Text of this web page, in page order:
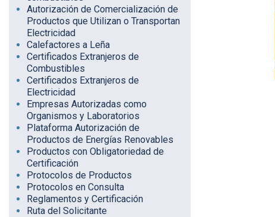
Autorización de Comercialización de
Productos que Utilizan o Transportan
Electricidad
Calefactores a Leña
Certificados Extranjeros de
Combustibles
Certificados Extranjeros de
Electricidad
Empresas Autorizadas como
Organismos y Laboratorios
Plataforma Autorización de
Productos de Energías Renovables
Productos con Obligatoriedad de
Certificación
Protocolos de Productos
Protocolos en Consulta
Reglamentos y Certificación
Ruta del Solicitante